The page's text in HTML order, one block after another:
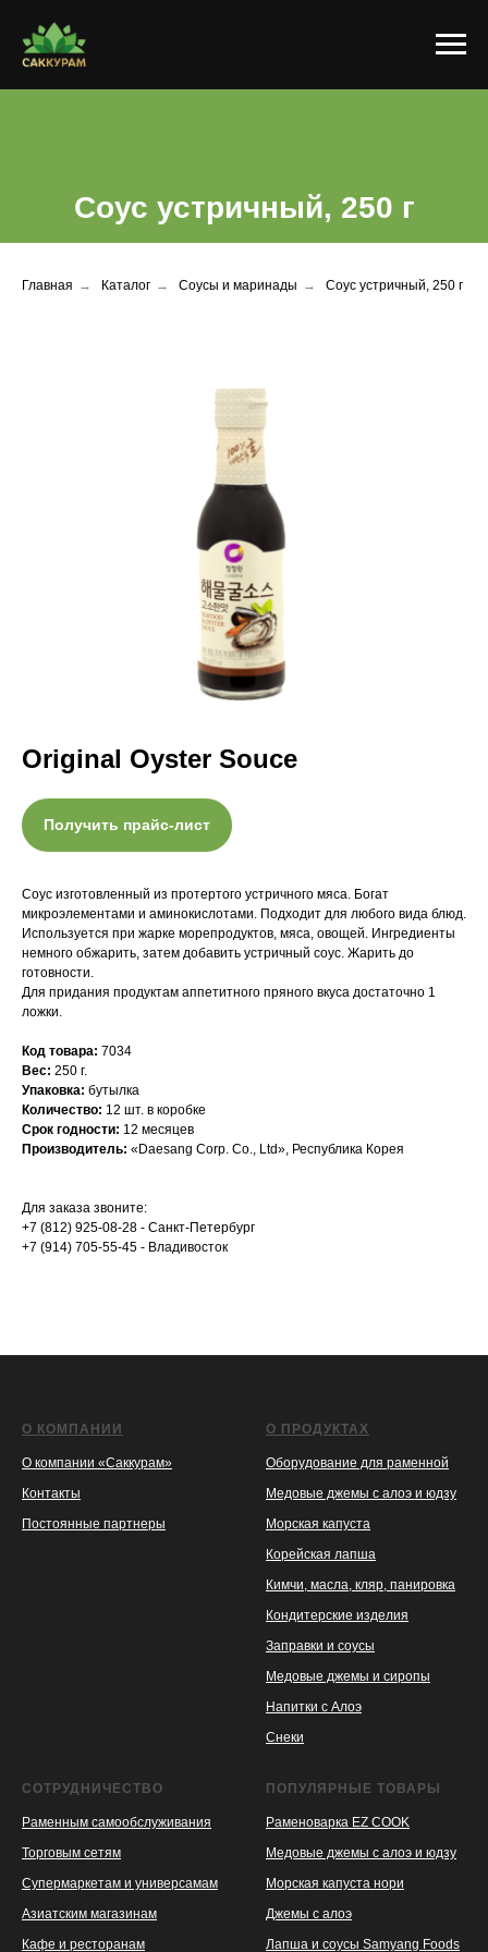
Соус устричный, 250 г
Главная → Каталог → Соусы и маринады → Соус устричный, 250 г
Original Oyster Souce
Получить прайс-лист
Соус изготовленный из протертого устричного мяса. Богат
микроэлементами и аминокислотами. Подходит для любого вида блюд.
Используется при жарке морепродуктов, мяса, овощей. Ингредиенты
немного обжарить, затем добавить устричный соус. Жарить до
готовности.
Для придания продуктам аппетитного пряного вкуса достаточно 1
ложки.
Код товара: 7034
Вес: 250 г.
Упаковка: бутылка
Количество: 12 шт. в коробке
Срок годности: 12 месяцев
Производитель: «Daesang Corp. Co., Ltd», Республика Корея
Для заказа звоните:
+7 (812) 925-08-28 - Санкт-Петербург
+7 (914) 705-55-45 - Владивосток
О КОМПАНИИ
О компании «Саккурам»
Контакты
Постоянные партнеры
О ПРОДУКТАХ
Оборудование для раменной
Медовые джемы с алоэ и юдзу
Морская капуста
Корейская лапша
Кимчи, масла, кляр, панировка
Кондитерские изделия
Заправки и соусы
Медовые джемы и сиропы
Напитки с Алоэ
Снеки
СОТРУДНИЧЕСТВО
Раменным самообслуживания
Торговым сетям
Супермаркетам и универсамам
Азиатским магазинам
Кафе и ресторанам
ПОПУЛЯРНЫЕ ТОВАРЫ
Раменоварка EZ COOK
Медовые джемы с алоэ и юдзу
Морская капуста нори
Джемы с алоэ
Лапша и соусы Samyang Foods